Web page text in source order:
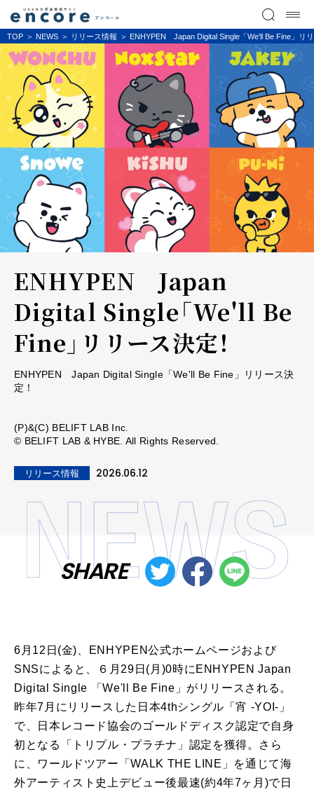
TOP NEWS リリース情報 ENHYPEN Japan Digital Single「We'll Be Fine」リ
ENHYPEN Japan
Digital Single「We'll Be
Fine」リリース決定！
ENHYPEN Japan Digital Single「We'll Be Fine」リリース決
定！
(P)&(C) BELIFT LAB Inc.
© BELIFT LAB & HYBE. All Rights Reserved.
リリース情報 2026.06.12
SHARE
6月12日(金)、ENHYPEN公式ホームページおよび
SNSによると、６月29日(月)0時にENHYPEN Japan
Digital Single 「We'll Be Fine」がリリースされる。
昨年7月にリリースした日本4thシングル「宵 -YOI-」
で、日本レコード協会のゴールドディスク認定で自身
初となる「トリプル・プラチナ」認定を獲得。さら
に、ワールドツアー「WALK THE LINE」を通じて海
外アーティスト史上デビュー後最速(約4年7ヶ月)で日